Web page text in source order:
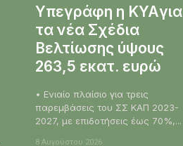
Υπεγράφη η KYAγια
τα νέα Σχέδια
Βελτίωσης ύψους
263,5 εκατ. ευρώ
• Ενιαίο πλαίσιο για τρεις
παρεμβάσεις του ΣΣ ΚΑΠ 2023-
2027, με επιδοτήσεις έως 70%,...
8 Αυγούστου 2026